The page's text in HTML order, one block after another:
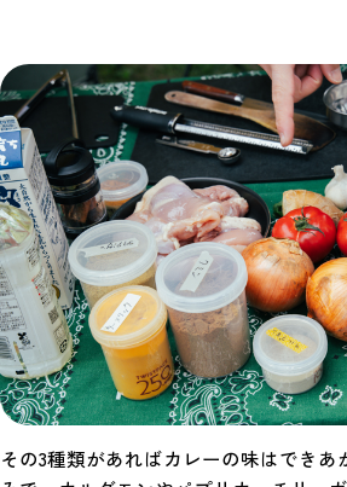
その3種類があればカレーの味はでき